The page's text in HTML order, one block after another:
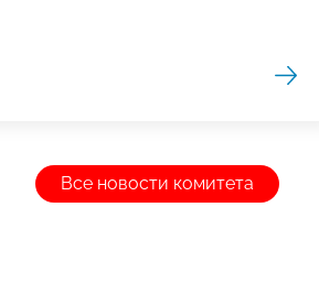
Все новости комитета